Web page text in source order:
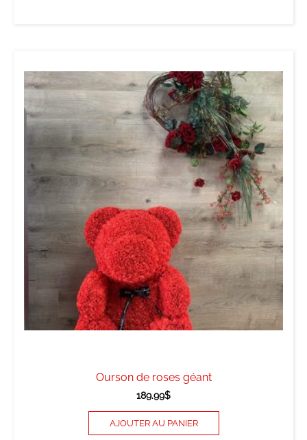
Ourson de roses géant
189.99$
AJOUTER AU PANIER